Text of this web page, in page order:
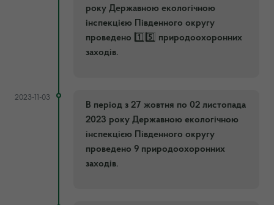
року Державною екологічною
інспекцією Південного округу
проведено 1️⃣5️⃣ природоохоронних
заходів.
2023-11-03
В період з 27 жовтня по 02 листопада
2023 року Державною екологічною
інспекцією Південного округу
проведено 9 природоохоронних
заходів.